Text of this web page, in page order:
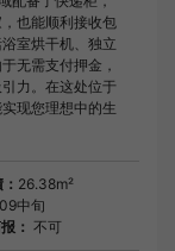
也能顺利接收包
室烘干机、独立
无需支付押金，
力。在这处位于
现您理想中的生
26.38m²
中旬
： 不可